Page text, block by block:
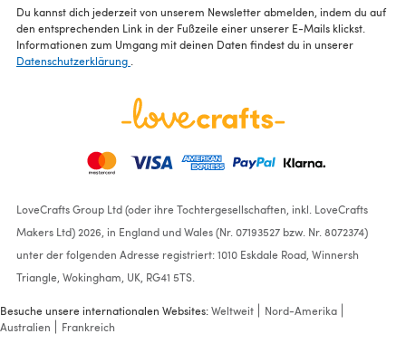
Du kannst dich jederzeit von unserem Newsletter abmelden, indem du auf
den entsprechenden Link in der Fußzeile einer unserer E-Mails klickst.
Informationen zum Umgang mit deinen Daten findest du in unserer
Datenschutzerklärung
LoveCrafts Group Ltd (oder ihre Tochtergesellschaften, inkl. LoveCrafts
Makers Ltd) 2026, in England und Wales (Nr. 07193527 bzw. Nr. 8072374)
unter der folgenden Adresse registriert: 1010 Eskdale Road, Winnersh
Triangle, Wokingham, UK, RG41 5TS.
Besuche unsere internationalen Websites:Weltweit
Nord-Amerika
Australien
Frankreich